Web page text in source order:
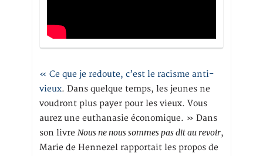
« Ce que je redoute, c’est le racisme anti-
vieux. Dans quelque temps, les jeunes ne
voudront plus payer pour les vieux. Vous
aurez une euthanasie économique. » Dans
son livre Nous ne nous sommes pas dit au revoir,
Marie de Hennezel rapportait les propos de